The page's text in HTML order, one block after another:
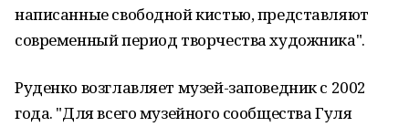
написанные свободной кистью, представляют
современный период творчества художника".
Руденко возглавляет музей-заповедник с 2002
года. "Для всего музейного сообщества Гуля